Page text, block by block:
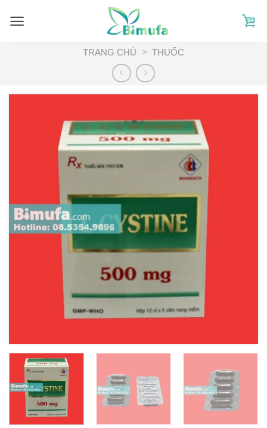
TRANG CHỦ
> THUỐC